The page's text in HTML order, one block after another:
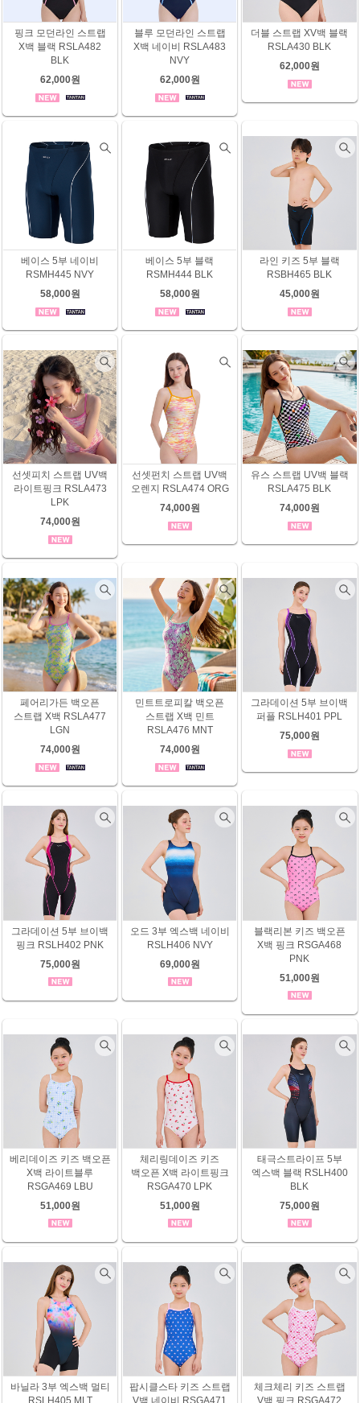
핑크 모던라인 스트랩
X백 블랙 RSLA482
BLK
62,000원
블루 모던라인 스트랩
X백 네이비 RSLA483
NVY
62,000원
더블 스트랩 XV백 블랙
RSLA430 BLK
62,000원
베이스 5부 네이비
RSMH445 NVY
58,000원
베이스 5부 블랙
RSMH444 BLK
58,000원
라인 키즈 5부 블랙
RSBH465 BLK
45,000원
선셋피치 스트랩 UV백
라이트핑크 RSLA473
LPK
74,000원
선셋펀치 스트랩 UV백
오렌지 RSLA474 ORG
74,000원
유스 스트랩 UV백 블랙
RSLA475 BLK
74,000원
페어리가든 백오픈
스트랩 X백 RSLA477
LGN
74,000원
민트트로피칼 백오픈
스트랩 X백 민트
RSLA476 MNT
74,000원
그라데이션 5부 브이백
퍼플 RSLH401 PPL
75,000원
그라데이션 5부 브이백
핑크 RSLH402 PNK
75,000원
오드 3부 엑스백 네이비
RSLH406 NVY
69,000원
블랙리본 키즈 백오픈
X백 핑크 RSGA468
PNK
51,000원
베리데이즈 키즈 백오픈
X백 라이트블루
RSGA469 LBU
51,000원
체리링데이즈 키즈
백오픈 X백 라이트핑크
RSGA470 LPK
51,000원
태극스트라이프 5부
엑스백 블랙 RSLH400
BLK
75,000원
바닐라 3부 엑스백 멀티
RSLH405 MLT
팝시클스타 키즈 스트랩
V백 네이비 RSGA471
체크체리 키즈 스트랩
V백 핑크 RSGA472